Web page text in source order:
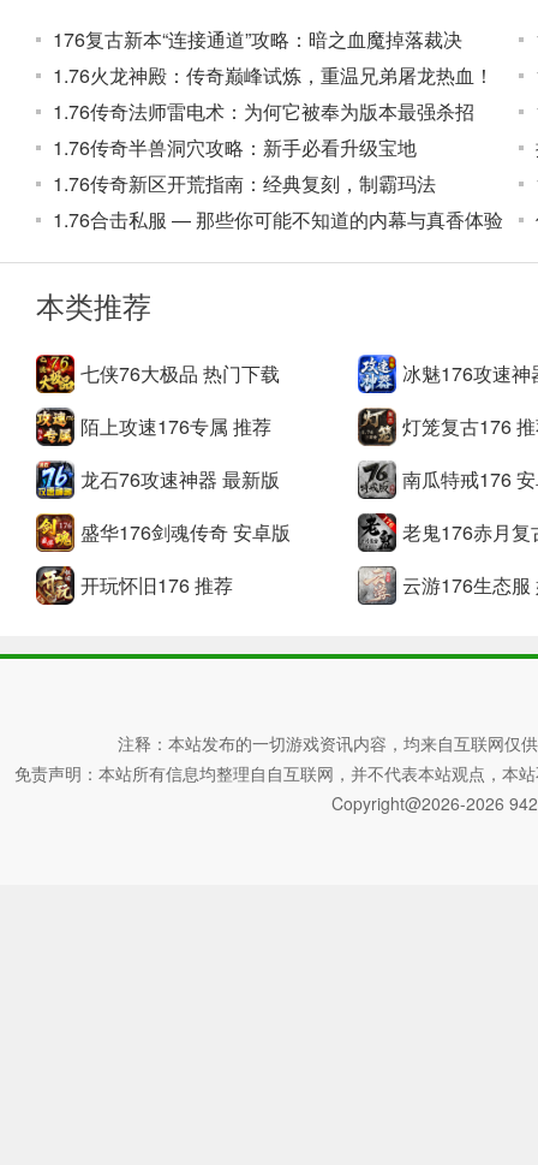
176复古新本“连接通道”攻略：暗之血魔掉落裁决
1.76火龙神殿：传奇巅峰试炼，重温兄弟屠龙热血！
1.76传奇法师雷电术：为何它被奉为版本最强杀招
1.76传奇半兽洞穴攻略：新手必看升级宝地
1.76传奇新区开荒指南：经典复刻，制霸玛法
1.76合击私服 — 那些你可能不知道的内幕与真香体验
本类推荐
七侠76大极品 热门下载
冰魅176攻速神
陌上攻速176专属 推荐
灯笼复古176
龙石76攻速神器 最新版
南瓜特戒176
盛华176剑魂传奇 安卓版
老鬼176赤月复
开玩怀旧176 推荐
云游176生态服
注释：本站发布的一切游戏资讯内容，均来自互联网仅
免责声明：本站所有信息均整理自自互联网，并不代表本站观点，本
Copyright@2026-2026